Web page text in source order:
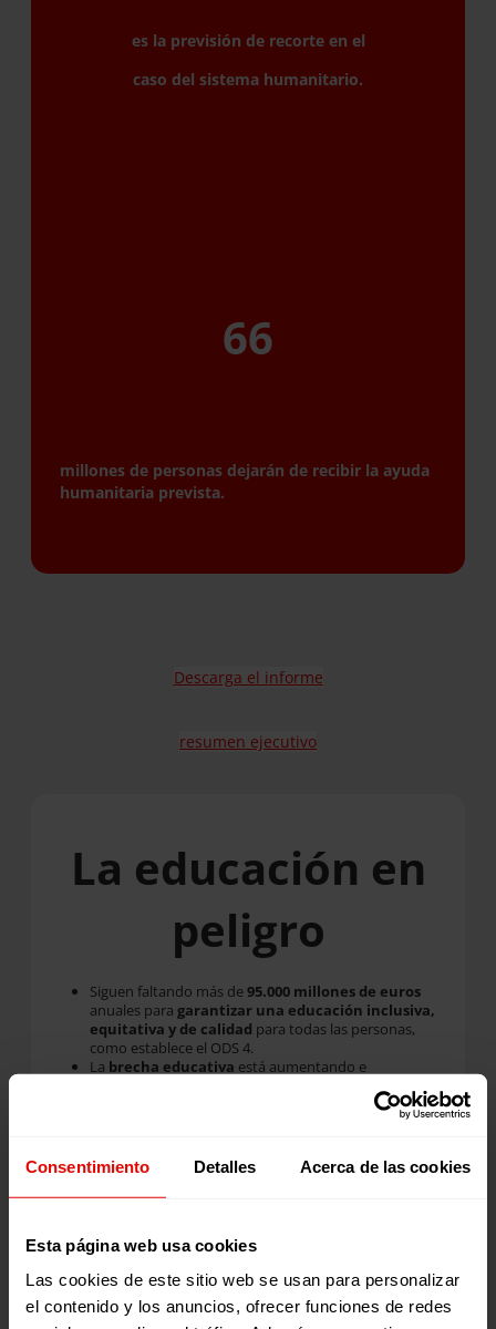
Consentimiento Detalles Acerca de las cookies
Esta página web usa cookies
Las cookies de este sitio web se usan para personalizar
el contenido y los anuncios, ofrecer funciones de redes
es la previsión de recorte en el
caso del sistema humanitario.
66
millones de personas dejarán de recibir la ayuda
humanitaria prevista.
Descarga el informe
resumen ejecutivo
La educación en
peligro
Siguen faltando más de95.000 millones de euros
anuales para garantizar una educación inclusiva,
equitativa y de calidad para todas las personas,
como establece el ODS 4.
La brecha educativa está aumentando e